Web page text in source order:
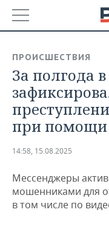
БАШКОРТОСТАН
ТАТАРСТАН
УДМУРТИЯ
НОВОСТИ
АНАЛИТИКА
НОВОСТИ
ДЕКЛАРАЦИИ О
КОРОЛИ
ВУЗЫ ТАТАРСТАНА
ЭКОНОМИКА
НОВОСТИ
ФИНАНСЫ
БАНКИ
ПРОМЫШЛЕННОСТЬ
НОВОСТИ
НЕДВИЖИМОСТЬ
НОВОСТИ
АВТО
ПРОИСШЕСТВИЯ
За полгода
при помощи
14:58, 15.08.2025
Мессенджеры
мошенниками для
в том числе по